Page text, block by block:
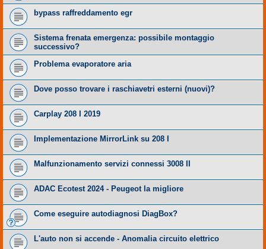
bypass raffreddamento egr
Sistema frenata emergenza: possibile montaggio
successivo?
Problema evaporatore aria
Dove posso trovare i raschiavetri esterni (nuovi)?
Carplay 208 I 2019
Implementazione MirrorLink su 208 I
Malfunzionamento servizi connessi 3008 II
ADAC Ecotest 2024 - Peugeot la migliore
Come eseguire autodiagnosi DiagBox?
L'auto non si accende - Anomalia circuito elettrico